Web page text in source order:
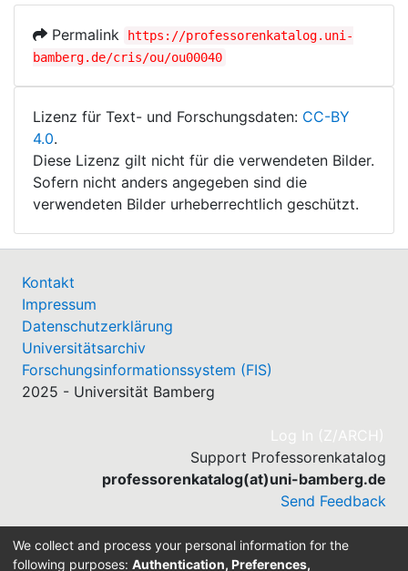
Permalink
https://professorenkatalog.uni-
bamberg.de/cris/ou/ou00040
Lizenz für Text- und Forschungsdaten: CC-BY
4.0.
Diese Lizenz gilt nicht für die verwendeten Bilder.
Sofern nicht anders angegeben sind die
verwendeten Bilder urheberrechtlich geschützt.
Kontakt
Impressum
Datenschutzerklärung
Universitätsarchiv
Forschungsinformationssystem (FIS)
2025 - Universität Bamberg
Log In (Z/ARCH)
Support Professorenkatalog
professorenkatalog(at)uni-bamberg.de
Send Feedback
We collect and process your personal information for the
following purposes: Authentication, Preferences,